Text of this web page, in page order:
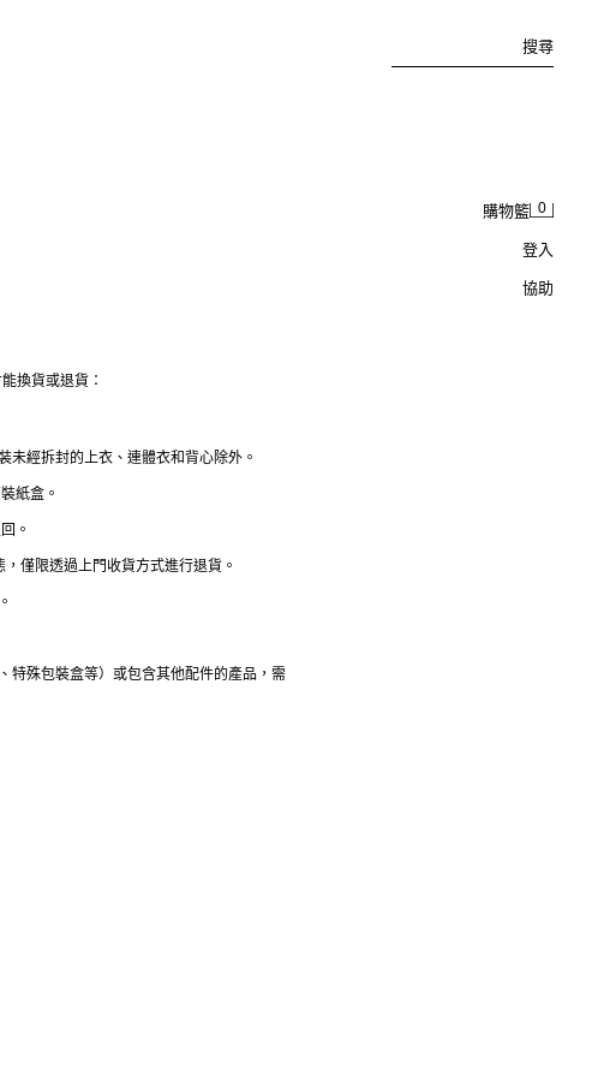
搜尋
購物籃 0
登入
協助
換貨或退貨：
未經拆封的上衣、連體衣和背心除外。
紙盒。
。
僅限透過上門收貨方式進行退貨。
特殊包裝盒等）或包含其他配件的產品，需